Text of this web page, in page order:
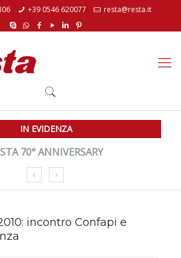
+39 0546 620077 resta@resta.it
IN EVIDENZA
70° ANNIVERSARY
incontro Confapi e